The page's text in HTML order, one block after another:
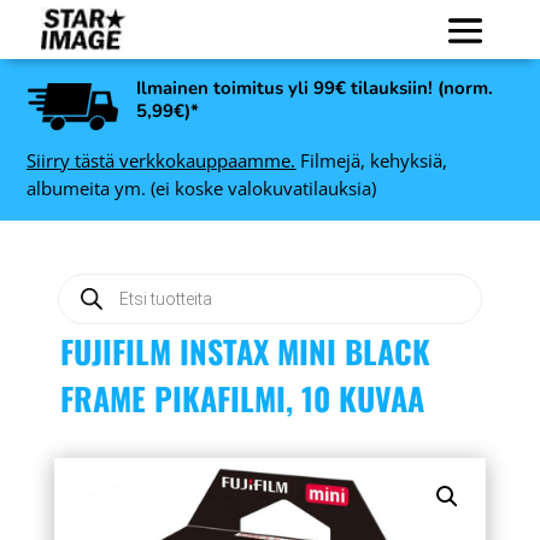
Ilmainen toimitus yli 99€ tilauksiin! (norm.
5,99€)*
Siirry tästä verkkokauppaamme. Filmejä, kehyksiä,
albumeita ym. (ei koske valokuvatilauksia)
search
FUJIFILM INSTAX MINI BLACK
FRAME PIKAFILMI, 10 KUVAA
Art Link Kaspar